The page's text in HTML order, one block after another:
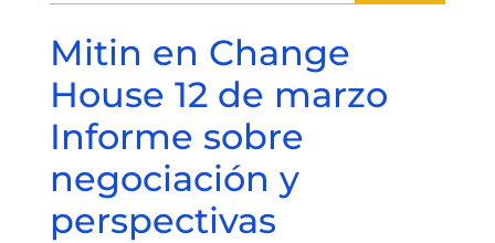
Mitin en Change
House 12 de marzo
Informe sobre
negociación y
perspectivas